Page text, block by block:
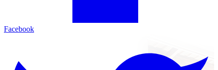
Facebook